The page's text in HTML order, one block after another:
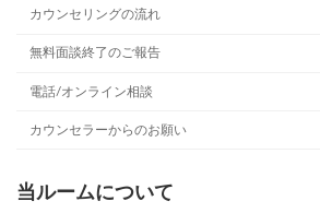
カウンセリングの流れ
無料面談終了のご報告
電話/オンライン相談
カウンセラーからのお願い
当ルームについて